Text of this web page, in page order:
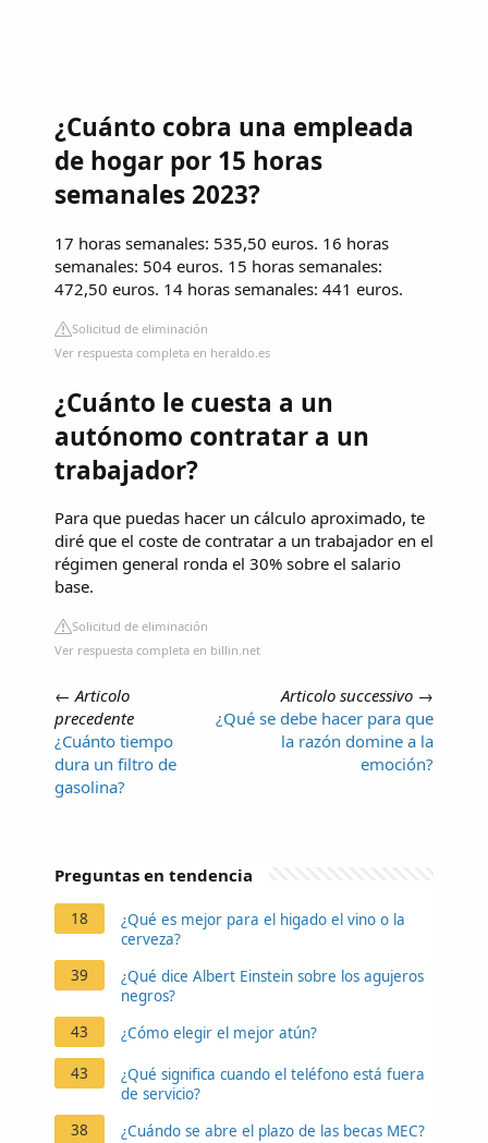
¿Cuánto cobra una empleada
de hogar por 15 horas
semanales 2023?
17 horas semanales: 535,50 euros. 16 horas
semanales: 504 euros. 15 horas semanales:
472,50 euros. 14 horas semanales: 441 euros.
Solicitud de eliminación
Ver respuesta completa en heraldo.es
¿Cuánto le cuesta a un
autónomo contratar a un
trabajador?
Para que puedas hacer un cálculo aproximado, te
diré que el coste de contratar a un trabajador en el
régimen general ronda el 30% sobre el salario
base.
Solicitud de eliminación
Ver respuesta completa en billin.net
←Articolo
precedente
¿Cuánto tiempo
dura un filtro de
gasolina?
Articolo successivo →
¿Qué se debe hacer para que
la razón domine a la
emoción?
Preguntas en tendencia
18
¿Qué es mejor para el higado el vino o la
cerveza?
39
¿Qué dice Albert Einstein sobre los agujeros
negros?
43
¿Cómo elegir el mejor atún?
43
¿Qué significa cuando el teléfono está fuera
de servicio?
38
¿Cuándo se abre el plazo de las becas MEC?